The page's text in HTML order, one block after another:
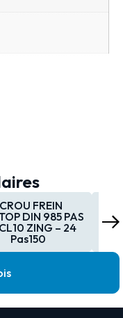
FREIN
DIN 985 PAS
ZING – 24
Pas150